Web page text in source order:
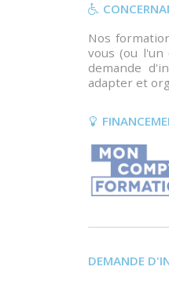
Nos
vous (ou l'un
demande
adapter et
DEMANDE